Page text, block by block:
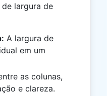
largura de
A largura de
em um
as colunas,
e clareza.